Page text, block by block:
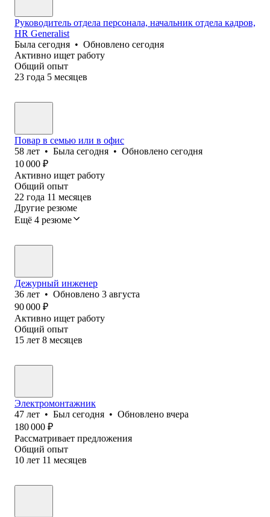
Руководитель отдела персонала, начальник отдела кадров,
HR Generalist
Была сегодня • Обновлено сегодня
Активно ищет работу
Общий опыт
23 года 5 месяцев
Повар в семью или в офис
58 лет • Была сегодня • Обновлено сегодня
10 000 ₽
Активно ищет работу
Общий опыт
22 года 11 месяцев
Другие резюме
Ещё 4 резюме
Дежурный инженер
36 лет • Обновлено 3 августа
90 000 ₽
Активно ищет работу
Общий опыт
15 лет 8 месяцев
Электромонтажник
47 лет • Был сегодня • Обновлено вчера
180 000 ₽
Рассматривает предложения
Общий опыт
10 лет 11 месяцев